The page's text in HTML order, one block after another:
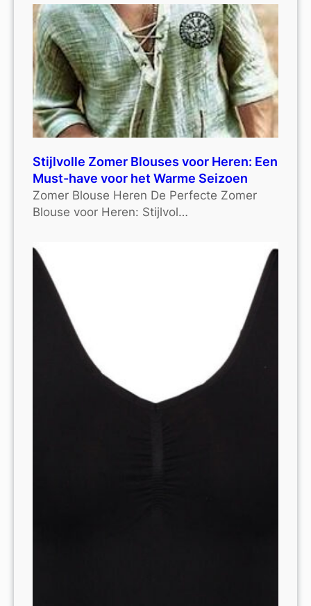
Stijlvolle Zomer Blouses voor Heren: Een
Must-have voor het Warme Seizoen
Zomer Blouse Heren De Perfecte Zomer
Blouse voor Heren: Stijlvol…